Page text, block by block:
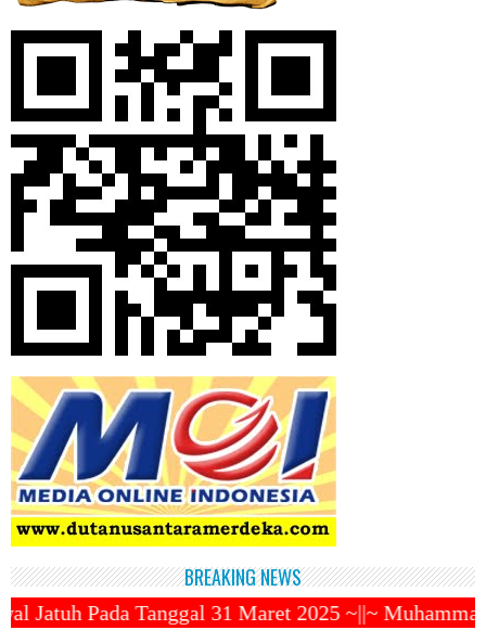
BREAKING NEWS
31 Maret 2025 ~||~ Muhammadiyah